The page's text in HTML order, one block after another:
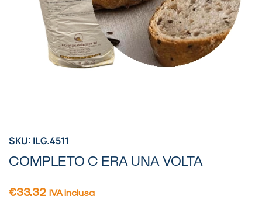
SKU: ILG.4511
COMPLETO C ERA UNA VOLTA
€33.32 IVA inclusa